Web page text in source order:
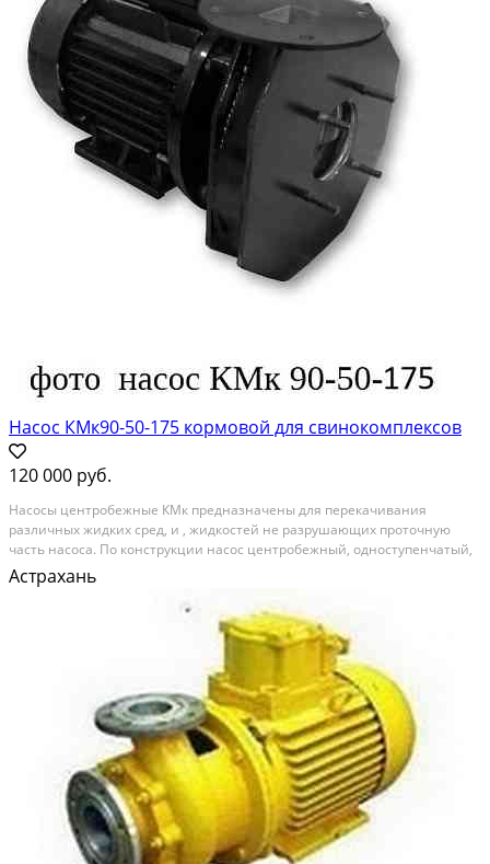
Насос КМк90-50-175 кормовой для свинокомплексов
120 000 руб.
Насосы центробежные КМк предназначены для перекачивания
различных жидких сред, и , жидкостей не разрушающих проточную
часть насоса. По конструкции насос центробежный, одноступенчатый,
консольно-моноблочный с открытым рабочим колесом.
Перекачиваемая жидкость должна иметь: Плотность не более 1200...
Астрахань